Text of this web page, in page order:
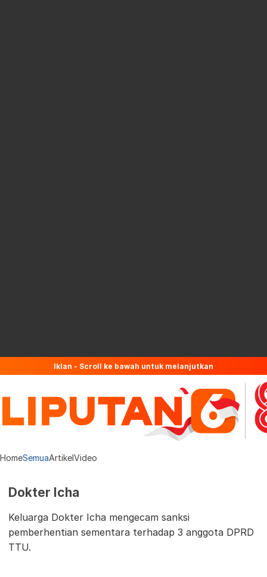
Iklan - Scroll ke bawah untuk melanjutkan
HomeSemuaArtikelVideo
Dokter Icha
Keluarga Dokter Icha mengecam sanksi
pemberhentian sementara terhadap 3 anggota DPRD
TTU.